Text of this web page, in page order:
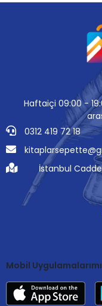
Haftaiçi 09:00 -
0312 419 72 18
İstanbul
Mobil